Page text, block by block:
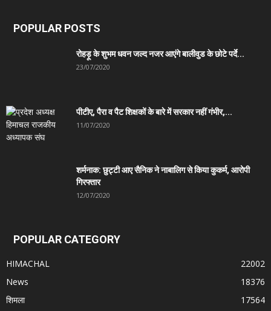
POPULAR POSTS
रोहड़ू के शुभम धवन जल्द नजर आएंगे बालीवुड के छोटे पर्दे...
23/07/2020
पीटीए, पैरा व पैट शिक्षकों के बारे में सरकार नहीं गंभीर,...
11/07/2020
शर्मनाक: छुट्टी आए सैनिक ने नाबालिग से किया कुकर्म, आरोपी
गिरफ्तार
12/07/2020
POPULAR CATEGORY
HIMACHAL
22002
News
18376
शिमला
17564